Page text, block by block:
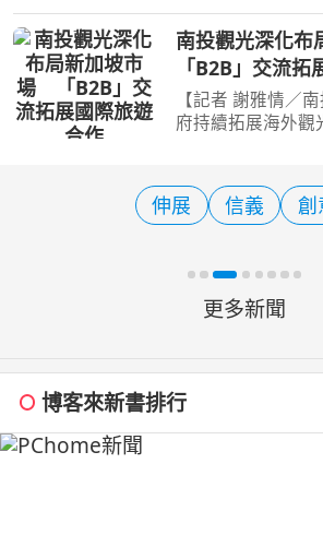
鵬足湯公園盛大舉
局周繼組、觀光旅
長、3位市政顧問
南投觀光深化
「B2B」交流
【記者 謝雅情／
府持續拓展海外觀
B2B交流活動，縣
德姆酒店、力麗哲
伸展 信義 創
更多新聞
博客來新書排行